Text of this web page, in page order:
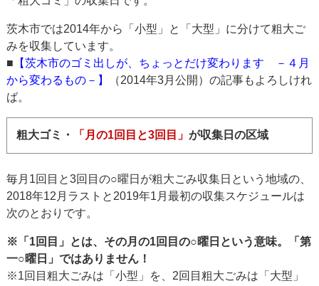
茨木市では2014年から「小型」と「大型」に分けて粗大ご
みを収集しています。
■ 【茨木市のゴミ出しが、ちょっとだけ変わります －４月
から変わるもの－】
（2014年3月公開）の記事もよろしけれ
ば。
粗大ゴミ・ 「月の1回目と3回目」が収集日の区域
毎月1回目と3回目の○曜日が粗大ごみ収集日という地域の、
2018年12月ラストと2019年1月最初の収集スケジュールは
次のとおりです。
※「1回目」とは、その月の1回目の○曜日という意味。「第
一○曜日」ではありません！
※1回目粗大ごみは「小型」を、2回目粗大ごみは「大型」